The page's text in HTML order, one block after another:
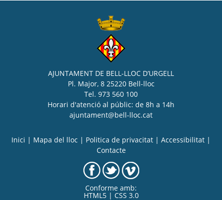
AJUNTAMENT DE BELL-LLOC D’URGELL
Pl. Major, 8 25220 Bell-lloc
Tel. 973 560 100
Horari d'atenció al públic: de 8h a 14h
ajuntament@bell-lloc.cat
Inici Mapa del lloc Politica de privacitat Accessibilitat
Contacte
Conforme amb:
HTML5 | CSS 3.0